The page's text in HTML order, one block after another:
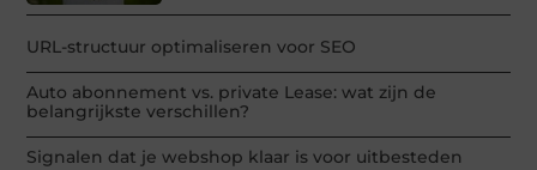
URL-structuur optimaliseren voor SEO
Auto abonnement vs. private Lease: wat zijn de
belangrijkste verschillen?
Signalen dat je webshop klaar is voor uitbesteden